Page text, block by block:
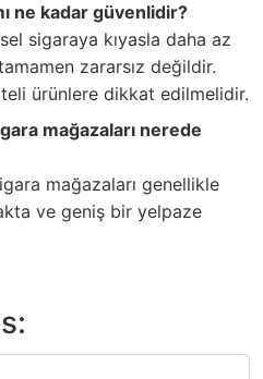
ne kadar güvenlidir?
sigaraya kıyasla daha az
zararsız değildir.
ürünlere dikkat edilmelidir.
mağazaları nerede
mağazaları genellikle
ve geniş bir yelpaze